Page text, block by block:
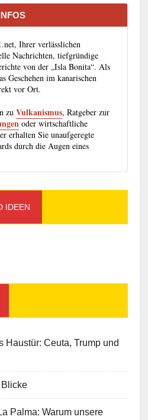
Ihrer verlässlichen
Nachrichten, tiefgründige
von der „Isla Bonita“. Als
Geschehen im kanarischen
vor Ort.
zu Vulkanismus, Ratgeber zur
oder wirtschaftliche
erhalten Sie unaufgeregte
durch die Augen eines
IDEEN
Haustür: Ceuta, Trump und
Palma: Warum unsere